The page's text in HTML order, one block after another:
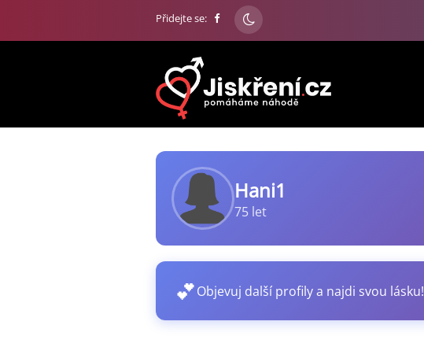
Přidejte se:
Hani1
75 let
💕Objevuj další profily a najdi svou lásku!